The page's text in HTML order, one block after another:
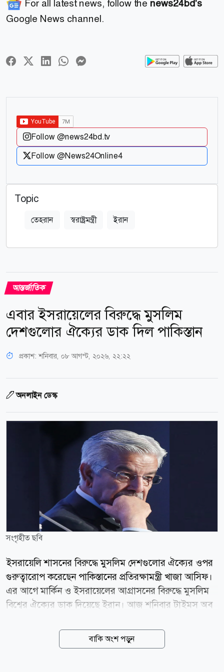
For all latest news, follow the news24bd's
Google News channel.
Follow @news24bd.tv
Follow @News24Online4
Topic
তেহরান স্বরাষ্ট্রমন্ত্রী ইরান
আন্তর্জাতিক
এবার ইসরায়েলের বিরুদ্ধে মুসলিম
দেশগুলোর ঐক্যের ডাক দিল পাকিস্তান
প্রকাশ:শনিবার, ০৮ আগস্ট, ২০২৬, ২২:২২
অনলাইন ডেস্ক
সংগৃহীত ছবি
ইসরায়েলি শাসনের বিরুদ্ধে মুসলিম দেশগুলোর ঐক্যের ওপর
গুরুত্বারোপ করেছেন পাকিস্তানের প্রতিরক্ষামন্ত্রী খাজা আসিফ।
এর আগে মার্কিন ও ইসরায়েলের আগ্রাসনের বিরুদ্ধে মুসলিম
বিশ্বের ঐক্যের ডাক দিয়েছে ইরান। আজ শনিবার টাইমস অব
প্রতিরক্ষামন্ত্রী বলেছেন, মুসলিম দেশগুলোর উচিত ন্যাটোর
মতো নিজেদের মতপার্থক্য ভুলে ঐক্যবদ্ধ হওয়া এবং বর্তমান
বাকি অংশ পড়ুন